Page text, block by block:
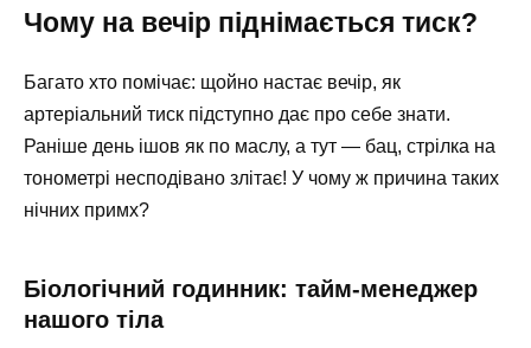
Чому на вечір піднімається тиск?
Багато хто помічає: щойно настає вечір, як
артеріальний тиск підступно дає про себе знати.
Раніше день ішов як по маслу, а тут — бац, стрілка на
тонометрі несподівано злітає! У чому ж причина таких
нічних примх?
Біологічний годинник: тайм-менеджер
нашого тіла